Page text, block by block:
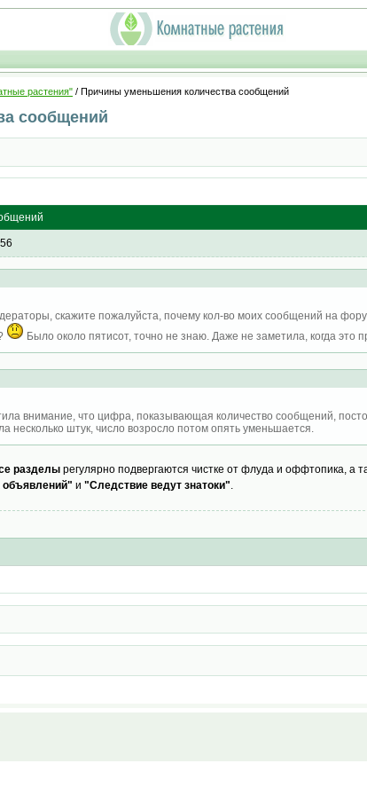
растения" / Причины уменьшения количества сообщений
сообщений
скажите пожалуйста, почему кол-во моих сообщений на
Было около пятисот, точно не знаю. Даже не заметила, когда это
внимание, что цифра, показывающая количество сообщений,
несколько штук, число возросло потом опять уменьшается.
разделы регулярно подвергаются чистке от флуда и оффтопика, а
объявлений" и"Следствие ведут знатоки".